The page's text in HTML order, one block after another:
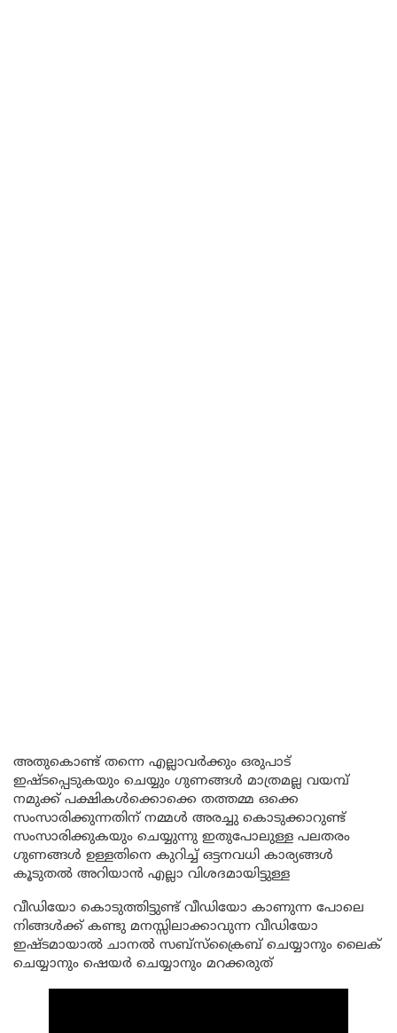
അതുകൊണ്ട് തന്നെ എല്ലാവർക്കും ഒരുപാട്
ഇഷ്ടപ്പെടുകയും ചെയ്യും ഗുണങ്ങൾ മാത്രമല്ല വയമ്പ്
നമുക്ക് പക്ഷികൾക്കൊക്കെ തത്തമ്മ ഒക്കെ
സംസാരിക്കുന്നതിന് നമ്മൾ അരച്ചു കൊടുക്കാറുണ്ട്
സംസാരിക്കുകയും ചെയ്യുന്നു ഇതുപോലുള്ള പലതരം
ഗുണങ്ങൾ ഉള്ളതിനെ കുറിച്ച് ഒട്ടനവധി കാര്യങ്ങൾ
കൂടുതൽ അറിയാൻ എല്ലാ വിശദമായിട്ടുള്ള
വീഡിയോ കൊടുത്തിട്ടുണ്ട് വീഡിയോ കാണുന്ന പോലെ
നിങ്ങൾക്ക് കണ്ടു മനസ്സിലാക്കാവുന്ന വീഡിയോ
ഇഷ്ടമായാൽ ചാനൽ സബ്സ്ക്രൈബ് ചെയ്യാനും ലൈക്
ചെയ്യാനും ഷെയർ ചെയ്യാനും മറക്കരുത്